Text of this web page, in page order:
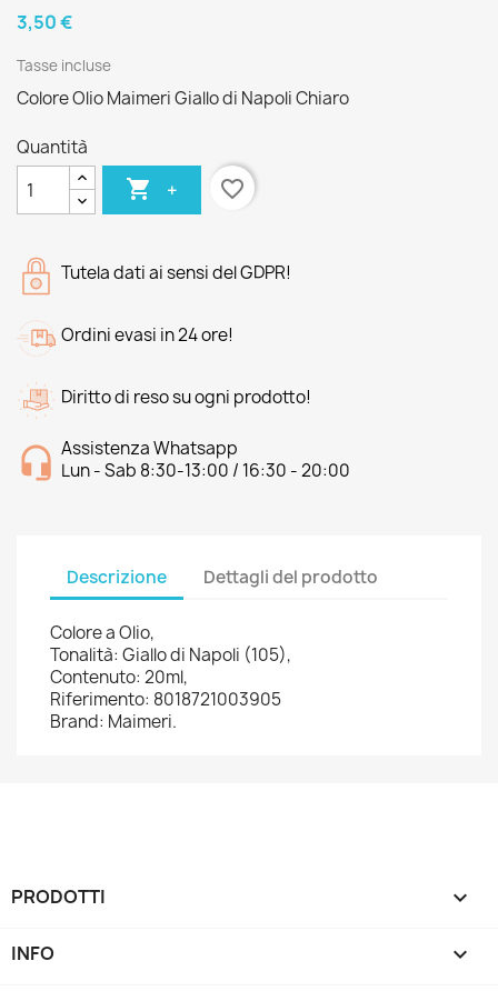
3,50 €
Tasse incluse
Colore Olio Maimeri Giallo di Napoli Chiaro
Quantità
 + favorite_border
Tutela dati ai sensi del GDPR!
Ordini evasi in 24 ore!
Diritto di reso su ogni prodotto!
Assistenza Whatsapp
Lun - Sab 8:30-13:00 / 16:30 - 20:00
Descrizione Dettagli del prodotto
Colore a Olio,
Tonalità: Giallo di Napoli (105),
Contenuto: 20ml,
Riferimento: 8018721003905
Brand: Maimeri.
PRODOTTI 
INFO 